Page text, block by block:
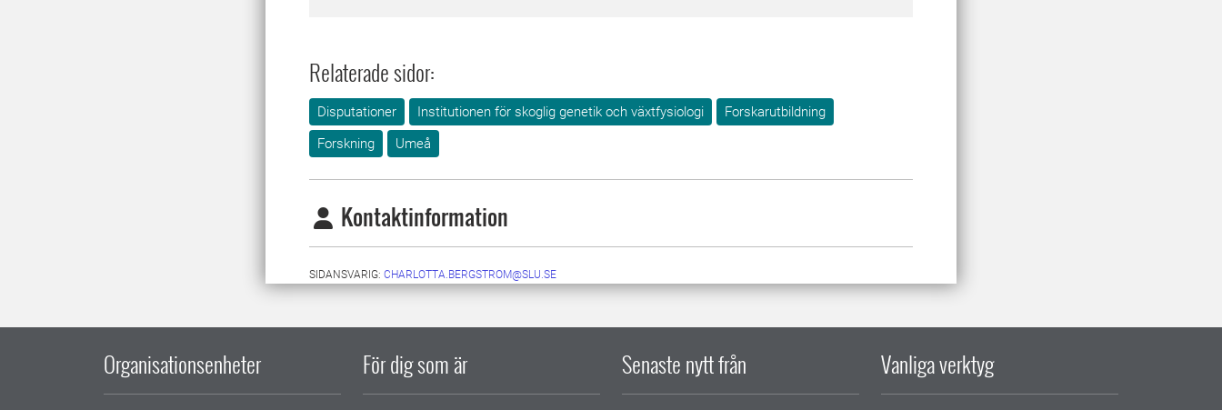
Relaterade sidor:
Disputationer Institutionen för skoglig genetik och växtfysiologi
Forskarutbildning
Forskning
Umeå
Kontaktinformation
SIDANSVARIG: CHARLOTTA.BERGSTROM@SLU.SE
Organisationsenheter För dig som är Senaste nytt från Vanliga verktyg